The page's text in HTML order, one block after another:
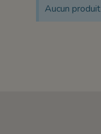
Aucun produit